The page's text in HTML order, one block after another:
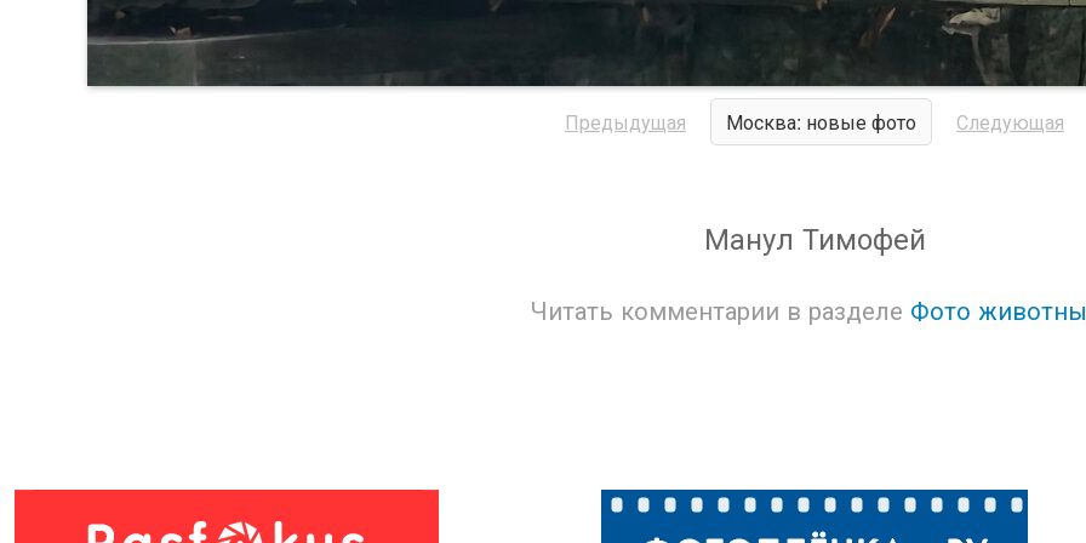
Предыдущая Москва: новые фото Следующая
Манул Тимофей
Читать комментарии в разделе Фото